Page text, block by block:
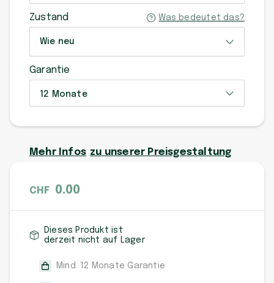
Zustand Was bedeutet das?
Wie neu
Garantie
12 Monate
Mehr Infos zu unserer Preisgestaltung
CHF 0.00
Dieses Produkt ist
derzeit nicht auf Lager
Mind. 12 Monate Garantie